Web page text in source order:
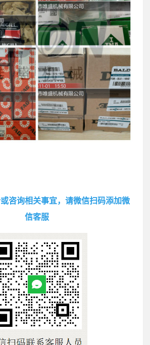
咨询相关事宜，请微信扫码添加微
信客服